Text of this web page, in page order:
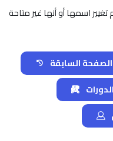
اسمها أو أنها غير متاحة
السابقة
الدورات